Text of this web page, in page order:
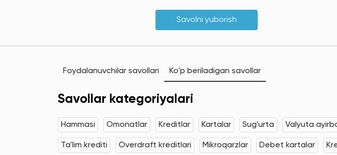
Savolni yuborish
Foydalanuvchilar savollari Ko'p beriladigan savollar
Savollar kategoriyalari
Hammasi Omonatlar Kreditlar Kartalar Sug'urta Valyuta
Ta'lim krediti Overdraft kreditlari Mikroqarzlar Debet kartalar